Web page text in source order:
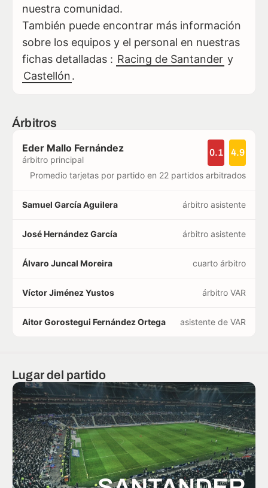
nuestra comunidad.
También puede encontrar más información
sobre los equipos y el personal en nuestras
fichas detalladas : Racing de Santander y
Castellón.
Árbitros
Eder Mallo Fernández
árbitro principal
0.1 4.9
Promedio tarjetas por partido en 22 partidos arbitrados
Samuel García Aguilera árbitro asistente
José Hernández García árbitro asistente
Álvaro Juncal Moreira cuarto árbitro
Víctor Jiménez Yustos árbitro VAR
Aitor Gorostegui Fernández Ortega asistente de VAR
Lugar del partido